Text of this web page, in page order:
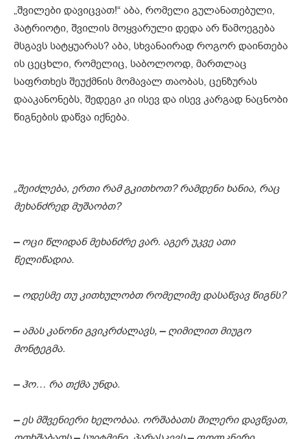
„შვილები დავიცვათ!“ აბა, რომელი გულანათებული,
პატრიოტი, შვილის მოყვარული დედა არ წამოეგება
მსგავს სატყუარას? აბა, სხვანაირად როგორ დაინთება
ის ცეცხლი, რომელიც, საბოლოოდ, მართლაც
საფრთხეს შეუქმნის მომავალ თაობას, ცენზურას
დააკანონებს, შედეგი კი ისევ და ისევ კარგად ნაცნობი
წიგნების დაწვა იქნება.
„შეიძლება, ერთი რამ გკითხოთ? რამდენი ხანია, რაც
მეხანძრედ მუშაობთ?
–ოცი წლიდან მეხანძრე ვარ. აგერ უკვე ათი
წელიწადია.
–ოდესმე თუ კითხულობთ რომელიმე დასაწვავ წიგნს?
– ამას კანონი გვიკრძალავს, –ღიმილით მიუგო
მონტეგმა.
–ჰო… რა თქმა უნდა.
–ეს მშვენიერი ხელობაა. ორშაბათს შილერი დავწვათ,